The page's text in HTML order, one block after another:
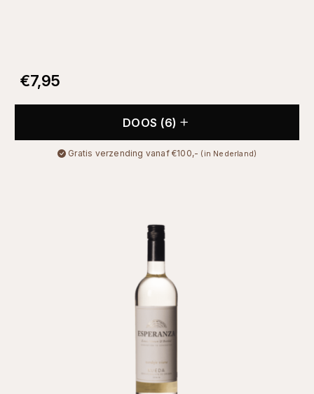
€7,95
DOOS (6)
Gratis verzending vanaf €100,- (in Nederland)